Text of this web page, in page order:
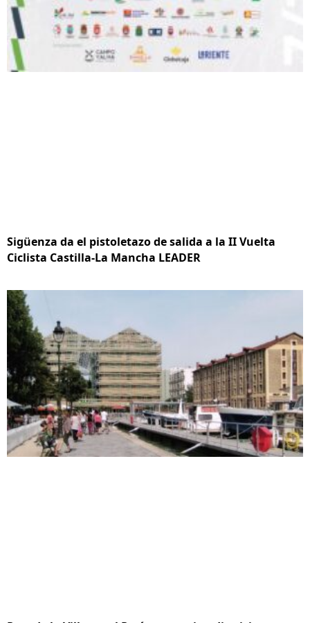
Sigüenza da el pistoletazo de salida a la II Vuelta
Ciclista Castilla-La Mancha LEADER